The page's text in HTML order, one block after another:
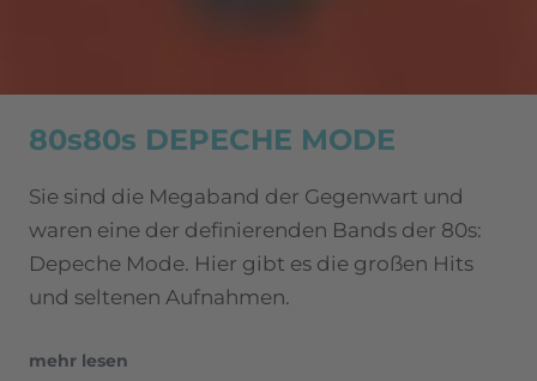
80s80s DEPECHE MODE
Sie sind die Megaband der Gegenwart und
waren eine der definierenden Bands der 80s:
Depeche Mode. Hier gibt es die großen Hits
und seltenen Aufnahmen.
mehr lesen